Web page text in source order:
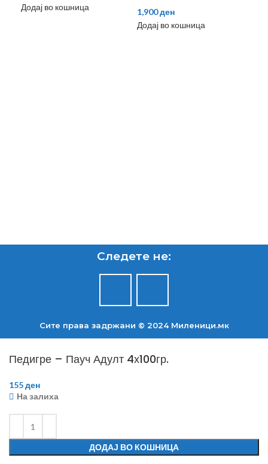
Додај во кошница
1,900ден
Додај во кошница
Следете не:
Сите права задржани © 2024 Mиленици.мк
Педигре – Пауч Адулт 4х100гр.
155ден
На залиха
ДОДАЈ ВО КОШНИЦА